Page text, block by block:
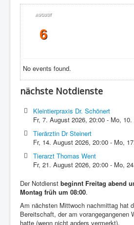
AUGUST
6
No events found.
nächste Notdienste
Kleintierpraxis Dr. Schönert
Fr, 7. August 2026,20:00 - Mo,
Tierärztin Dr Steinert
Fr, 14. August 2026,20:00 - Mo,
Tierarzt Thomas Went
Fr, 21. August 2026,20:00 - Mo,
Der Notdienst beginnt Freitag abend
Montag früh um 08:00.
Am nächsten Mittwoch nachmittag hat
Bereitschaft, der am vorangegangenen
hatte (wenn nicht anders vermerkt).